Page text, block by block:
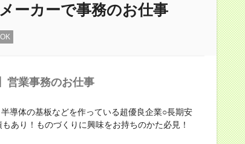
ーカーで事務のお仕事
営業事務のお仕事
導体の基板などを作っている超優良企業○長期安
あり！ものづくりに興味をお持ちのかた必見！